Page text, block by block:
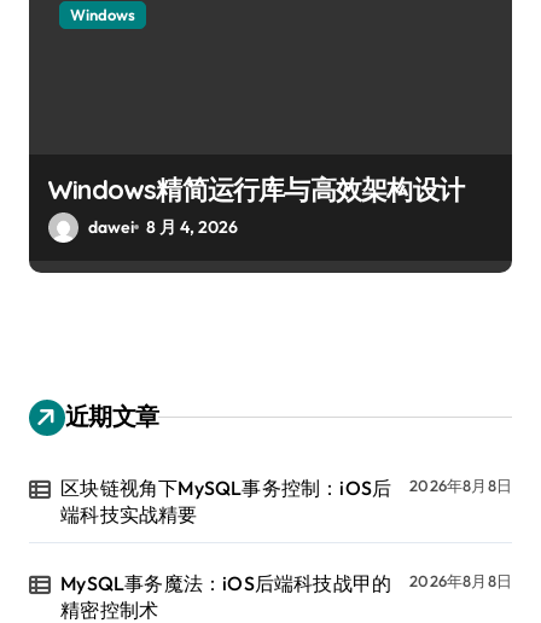
Windows
Windows精简运行库与高效架构设计
dawei 8 月 4, 2026
近期文章
区块链视角下MySQL事务控制：iOS后
端科技实战精要
2026年8月8日
MySQL事务魔法：iOS后端科技战甲的
精密控制术
2026年8月8日